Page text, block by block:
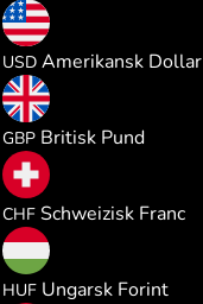
USD Amerikansk Dollar
GBP Britisk Pund
CHF Schweizisk Franc
HUF Ungarsk Forint